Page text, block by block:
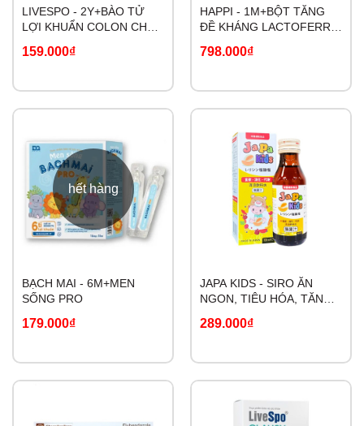
LIVESPO - 2Y+BÀO TỬ
LỢI KHUẨN COLON CHO
RỐI LOẠN TIÊU HÓA
159.000₫
HAPPI - 1M+BỘT TĂNG
ĐỀ KHÁNG LACTOFERRIN
798.000₫
hết hàng
BẠCH MAI - 6M+MEN
SỐNG PRO
179.000₫
JAPA KIDS - SIRO ĂN
NGON, TIÊU HÓA, TĂNG
289.000₫